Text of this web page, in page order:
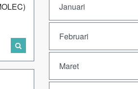
Januari
Februari
Maret